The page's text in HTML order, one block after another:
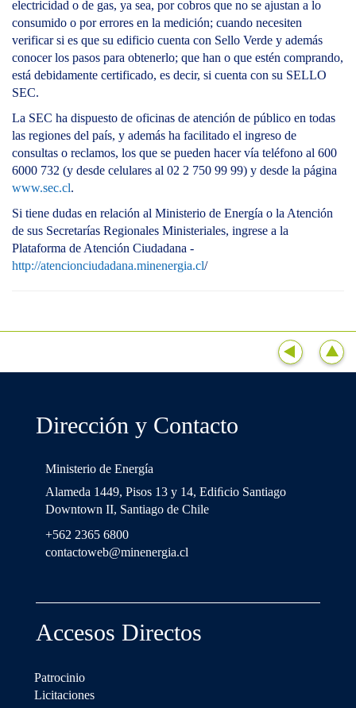
electricidad o de gas, ya sea, por cobros que no se ajustan a lo
consumido o por errores en la medición; cuando necesiten
verificar si es que su edificio cuenta con Sello Verde y además
conocer los pasos para obtenerlo; que han o que estén comprando,
está debidamente certificado, es decir, si cuenta con su SELLO
SEC.
La SEC ha dispuesto de oficinas de atención de público en todas
las regiones del país, y además ha facilitado el ingreso de
consultas o reclamos, los que se pueden hacer vía teléfono al 600
6000 732 (y desde celulares al 02 2 750 99 99) y desde la página
www.sec.cl.
Si tiene dudas en relación al Ministerio de Energía o la Atención
de sus Secretarías Regionales Ministeriales, ingrese a la
Plataforma de Atención Ciudadana -
http://atencionciudadana.minenergia.cl/
Dirección y Contacto
Ministerio de Energía
Alameda 1449, Pisos 13 y 14, Ediﬁcio Santiago
Downtown II, Santiago de Chile
+562 2365 6800
contactoweb@minenergia.cl
Accesos Directos
Patrocinio
Licitaciones